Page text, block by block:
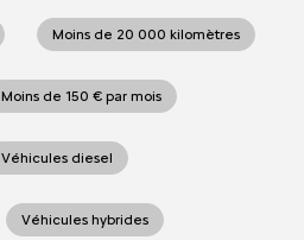
Moins de 20 000 kilomètres
Moins de 150 € par mois
Véhicules diesel
Véhicules hybrides